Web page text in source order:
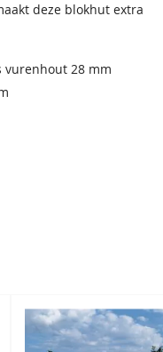
deze blokhut extra
vurenhout 28 mm